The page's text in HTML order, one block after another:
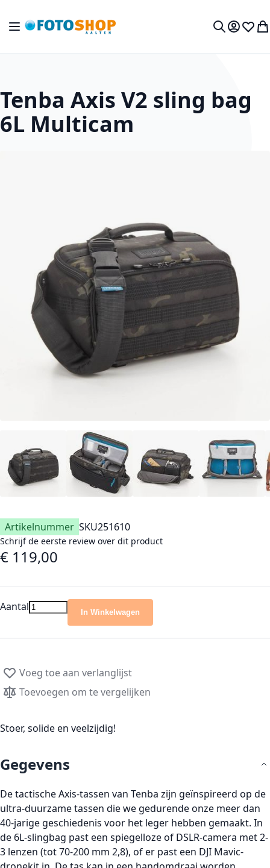
Toggle Nav
Mijn
Tenba Axis V2 sling bag
6L Multicam
Artikelnummer SKU251610
Schrijf de eerste review over dit product
€ 119,00
Aantal In Winkelwagen
Voeg toe aan verlanglijst
Toevoegen om te vergelijken
Stoer, solide en veelzijdig!
Gegevens
De tactische Axis-tassen van Tenba zijn geïnspireerd op de
ultra-duurzame tassen die we gedurende onze meer dan
40-jarige geschiedenis voor het leger hebben gemaakt. In
de 6L-slingbag past een spiegelloze of DSLR-camera met 2-
3 lenzen (tot 70-200 mm 2,8), of er past een DJI Mavic-